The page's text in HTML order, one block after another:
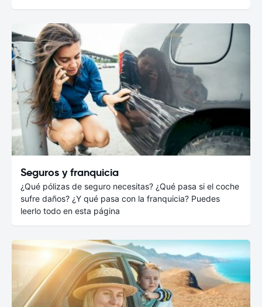
Seguros y franquicia
¿Qué pólizas de seguro necesitas? ¿Qué pasa si el coche
sufre daños? ¿Y qué pasa con la franquicia? Puedes
leerlo todo en esta página